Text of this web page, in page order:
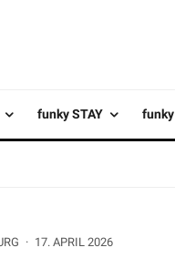
funky STAY funky
· 17. APRIL 2026